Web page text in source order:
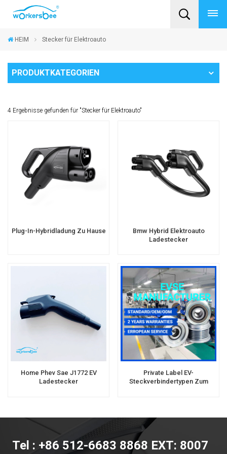
HEIM Stecker für Elektroauto
PRODUKTKATEGORIEN
4 Ergebnisse gefunden für "Stecker für Elektroauto"
Plug-In-Hybridladung Zu Hause
Bmw Hybrid Elektroauto
Ladestecker
Home Phev Sae J1772 EV
Ladestecker
Private Label EV-
Steckverbindertypen Zum
Tel : +86 512-6683 8868 EXT: 8007